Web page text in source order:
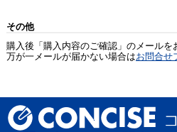
その他
購入後「購入内容のご確認」のメールを
万が一メールが届かない場合はお問合せ